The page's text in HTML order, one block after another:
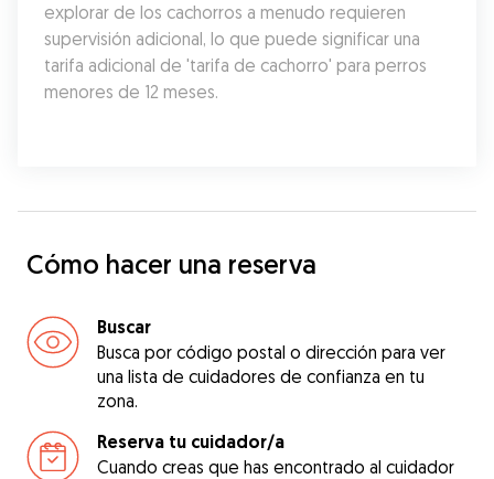
explorar de los cachorros a menudo requieren
supervisión adicional, lo que puede significar una
tarifa adicional de 'tarifa de cachorro' para perros
menores de 12 meses.
Cómo hacer una reserva
Buscar
Busca por código postal o dirección para ver
una lista de cuidadores de confianza en tu
zona.
Reserva tu cuidador/a
Cuando creas que has encontrado al cuidador